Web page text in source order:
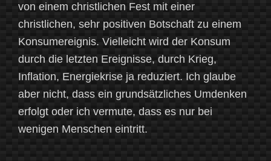
von einem christlichen Fest mit einer
christlichen, sehr positiven Botschaft zu einem
Konsumereignis. Vielleicht wird der Konsum
durch die letzten Ereignisse, durch Krieg,
Inflation, Energiekrise ja reduziert. Ich glaube
aber nicht, dass ein grundsätzliches Umdenken
erfolgt oder ich vermute, dass es nur bei
wenigen Menschen eintritt.